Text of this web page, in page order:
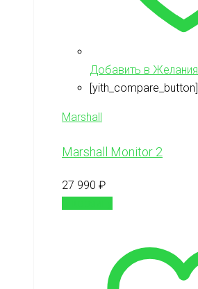
Добавить в Желания
[yith_compare_button]
Marshall
Marshall Monitor 2
27 990 ₽